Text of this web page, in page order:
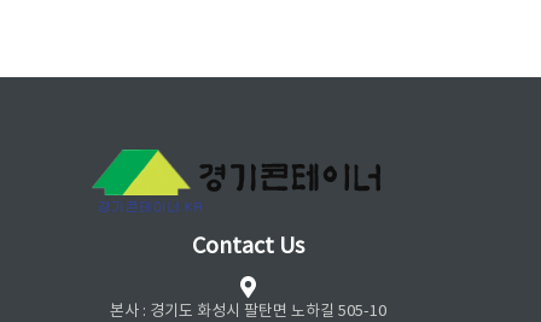
Contact Us
본사 : 경기도 화성시 팔탄면 노하길 505-10